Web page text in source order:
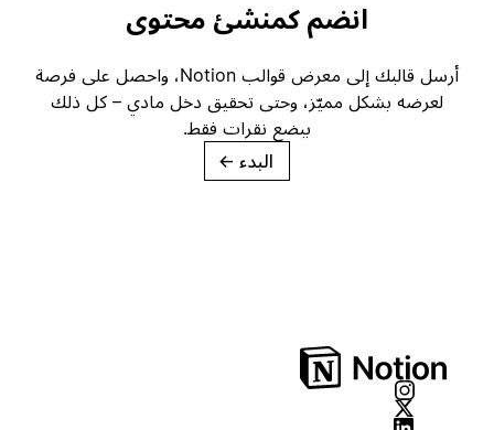
انضم كمنشئ محتوى
أرسل قالبك إلى معرض قوالب Notion، واحصل على فرصة
لعرضه بشكل مميّز، وحتى تحقيق دخل مادي – كل ذلك
ببضع نقرات فقط.
→